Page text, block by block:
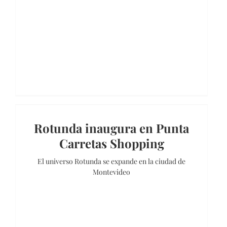
Rotunda inaugura en Punta
Carretas Shopping
El universo Rotunda se expande en la ciudad de
Montevideo